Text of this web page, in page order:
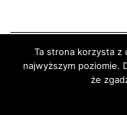
Wykonanie :
Ta strona korzysta z
najwyższym poziomie.
że